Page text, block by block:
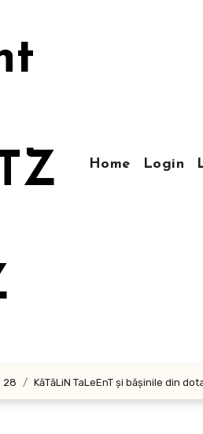
Home Login
28 KăTăLiN TaLeEnT și bășinile din